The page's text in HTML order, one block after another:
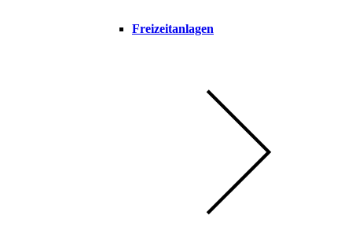
Freizeitanlagen